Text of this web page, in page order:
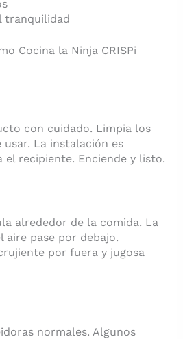
tranquilidad
Cocina la Ninja CRISPi
con cuidado. Limpia los
La instalación es
el recipiente. Enciende y listo.
alrededor de la comida. La
aire pase por debajo.
por fuera y jugosa
normales. Algunos